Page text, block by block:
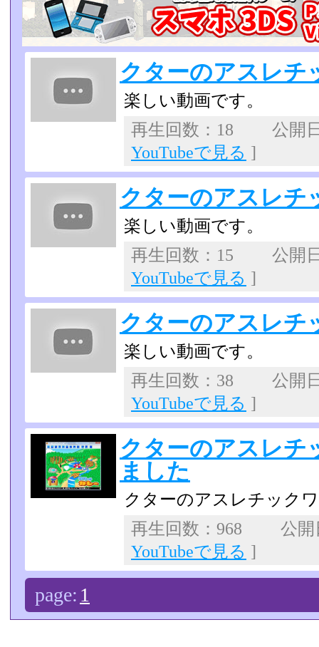
クターのアスレチ
楽しい動画です。
再生回数：18 公開
YouTubeで見る ]
クターのアスレチ
楽しい動画です。
再生回数：15 公開
YouTubeで見る ]
クターのアスレチ
楽しい動画です。
再生回数：38 公開
YouTubeで見る ]
クターのアスレチ
ました
クターのアスレチック
再生回数：968 公
YouTubeで見る ]
page: 1